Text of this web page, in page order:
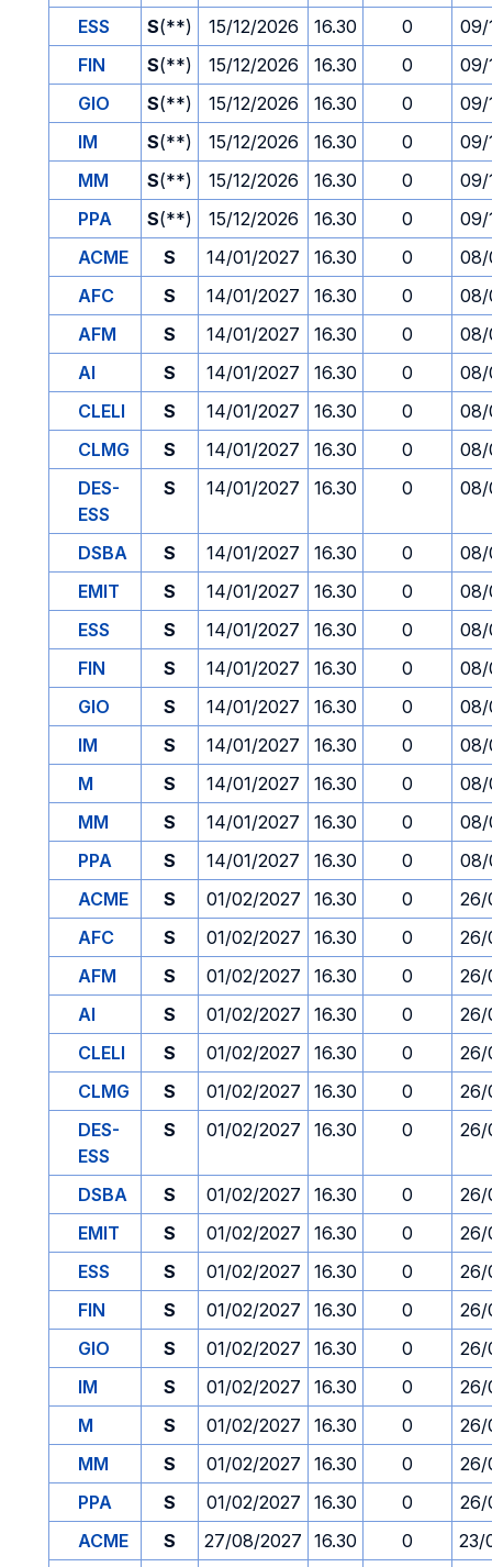
ESS
S(**) 15/12/2026 16.30 0
09/
FIN
S(**) 15/12/2026 16.30 0
09/
GIO
S(**) 15/12/2026 16.30 0
09/
IM
S(**) 15/12/2026 16.30 0
09/
MM
S(**) 15/12/2026 16.30 0
09/
PPA
S(**) 15/12/2026 16.30 0
09/
ACME
S 14/01/2027 16.30 0
08/
AFC
S 14/01/2027 16.30 0
08/
AFM
S 14/01/2027 16.30 0
08/
AI
S 14/01/2027 16.30 0
08/
CLELI
S 14/01/2027 16.30 0
08/
CLMG
S 14/01/2027 16.30 0
08/
DES-
ESS
S 14/01/2027 16.30 0 08/
DSBA S 14/01/2027 16.30 0
08/
EMIT
S 14/01/2027 16.30 0
08/
ESS
S 14/01/2027 16.30 0
08/
FIN
S 14/01/2027 16.30 0
08/
GIO
S 14/01/2027 16.30 0
08/
IM
S 14/01/2027 16.30 0
08/
M
S 14/01/2027 16.30 0
08/
MM
S 14/01/2027 16.30 0
08/
PPA
S 14/01/2027 16.30 0
08/
ACME
S 01/02/2027 16.30 0
26/
AFC
S 01/02/2027 16.30 0
26/
AFM
S 01/02/2027 16.30 0
26/
AI
S 01/02/2027 16.30 0
26/
CLELI
S 01/02/2027 16.30 0
26/
CLMG
S 01/02/2027 16.30 0
26/
DES-
ESS
S 01/02/2027 16.30 0 26/
DSBA S 01/02/2027 16.30 0
26/
EMIT
S 01/02/2027 16.30 0
26/
ESS
S 01/02/2027 16.30 0
26/
FIN
S 01/02/2027 16.30 0
26/
GIO
S 01/02/2027 16.30 0
26/
IM
S 01/02/2027 16.30 0
26/
M
S 01/02/2027 16.30 0
26/
MM
S 01/02/2027 16.30 0
26/
PPA
S 01/02/2027 16.30 0
26/
ACME
S 27/08/2027 16.30 0 23/